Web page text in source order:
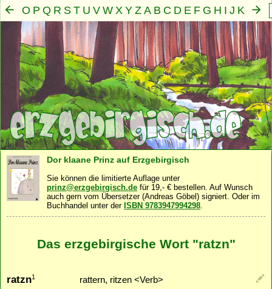
O P Q R S T U V W X Y Z A B C D E F G H I J K
L M N
Mensch
· Seele · Geist· Familie ·Gemeinschaft·
Dor klaane Prinz auf Erzgebirgisch
Sie können die limitierte Auflage unter
prinz@erzgebirgisch.de für 19,- € bestellen. Auf Wunsch
auch gern vom Übersetzer (Andreas Göbel) signiert. Oder im
Buchhandel unter der ISBN 9783947994298.
Das erzgebirgische Wort "ratzn"
ratzn1 rattern, ritzen <Verb>